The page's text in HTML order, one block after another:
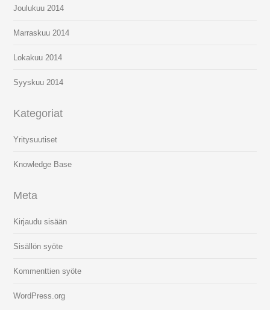
Joulukuu 2014
Marraskuu 2014
Lokakuu 2014
Syyskuu 2014
Kategoriat
Yritysuutiset
Knowledge Base
Meta
Kirjaudu sisään
Sisällön syöte
Kommenttien syöte
WordPress.org